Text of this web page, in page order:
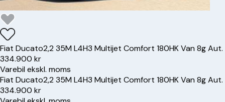
Fiat Ducato2,2 35M L4H3 Multijet Comfort 180HK Van 8g Aut.
334.900 kr
Varebil ekskl. moms
Fiat Ducato2,2 35M L4H3 Multijet Comfort 180HK Van 8g Aut.
334.900 kr